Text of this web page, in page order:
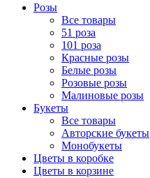
Розы
Все товары
51 роза
101 роза
Красные розы
Белые розы
Розовые розы
Малиновые розы
Букеты
Все товары
Авторские букеты
Монобукеты
Цветы в коробке
Цветы в корзине